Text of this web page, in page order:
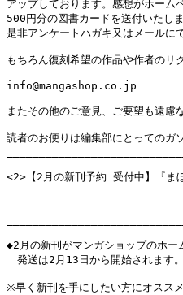
アップしております。感想がホーム
500円分の図書カードを送付いたしま
是非アンケートハガキ又はメールに
もちろん復刻希望の作品や作者のリ
info@mangashop.co.jp
またその他のご意見、ご要望も遠慮
読者のお便りは編集部にとってのガ
<2>【2月の新刊予約 受付中】『
『
◆2月の新刊がマンガショップのホー
発送は2月13日から開始されます。
※早く新刊を手にしたい方にオススメ